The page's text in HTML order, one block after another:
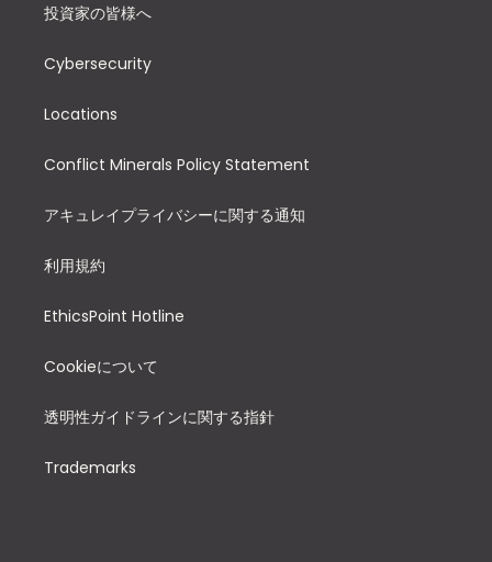
投資家の皆様へ
Cybersecurity
Locations
Conflict Minerals Policy Statement
アキュレイプライバシーに関する通知
利用規約
EthicsPoint Hotline
Cookieについて
透明性ガイドラインに関する指針
Trademarks